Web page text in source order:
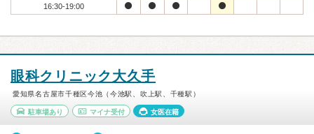
16:30-19:00
眼科クリニック大久手
愛知県名古屋市千種区今池（今池駅、吹上駅、千種駅）
駐車場あり マイナ受付 女医在籍